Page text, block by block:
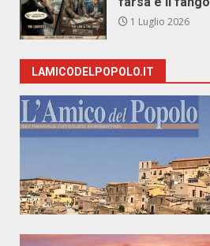
1 Luglio 2026
LAMICODELPOPOLO.IT